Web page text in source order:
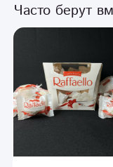
Часто берут